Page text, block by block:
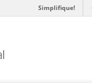
Simplifique!